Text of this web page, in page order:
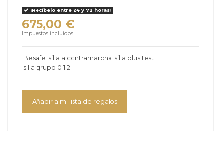
¡Recíbelo entre 24 y 72 horas!
675,00 €
Impuestos incluidos
Besafe silla a contramarcha silla plus test
silla grupo 0 1 2
Añadir a mi lista de regalos